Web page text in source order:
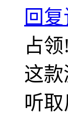
回
占领!
这
听